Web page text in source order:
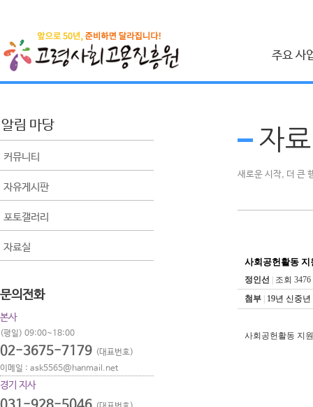
주요 사
건설근로자 취업
사회공헌 사업
생애 설계 컨설팅
알림 마당
커뮤니티
자유게시판
포토갤러리
자료실
문의전화
본사
(평일) 09:00~18:00
02-3675-7179 (대표번호)
이메일 : ask5565@hanmail.net
경기 지사
자
새로운 시작, 더 큰
사회공헌활동
정인선
조회 3476
첨부
19년 신중
사회공헌활동 지